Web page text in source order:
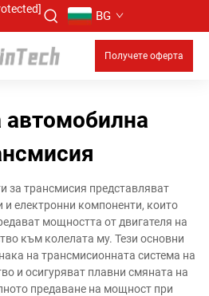
BG
Получете оферта
автомобилна
за трансмисия представляват
и електронни компоненти, които
мощността от двигателя на
към колелата му. Тези основни
на трансмисионната система на
и осигуряват плавни смяната на
предаване на мощност при